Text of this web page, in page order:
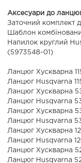
Аксесуари до
Заточний комплект
Шаблон
Напилок круглий
(5973548-01)
Ланцюг Хускварна
Ланцюг Husqvarna
Ланцюг Хускварна
Ланцюг Husqvarna
Ланцюг Хускварна
Ланцюг Husqvarna
Ланцюг Хускварна
Ланцюг Husqvarna
Ланцюг Хускварна
Ланцюг Husqvarna